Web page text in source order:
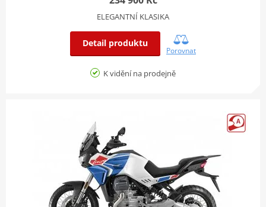
ELEGANTNÍ KLASIKA
Detail produktu
Porovnat
K vidění na prodejně